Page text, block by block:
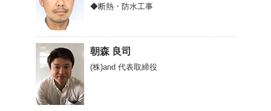
◆断熱・防水工事
朝森 良司
(株)and 代表取締役